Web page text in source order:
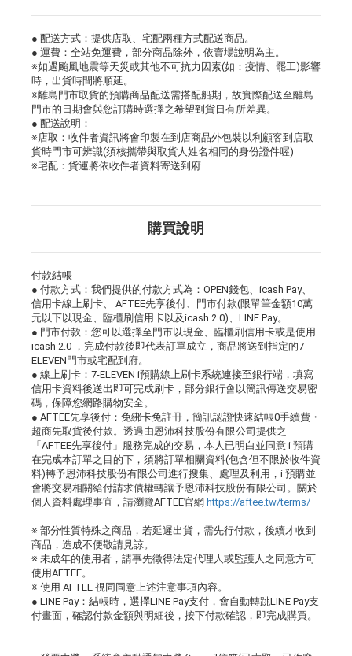
● 配送方式：提供店取、宅配兩種方式配送商品。
● 運費：全站免運費，部分商品除外，依賣場說明為主。
※如遇颱風地震等天災或其他不可抗力因素(如：疫情、罷工)影響
時，出貨時間將順延。
※離島門市取貨的預購商品配送需搭配船期，故實際配送至離島
門市的日期會與您訂購時選擇之希望到貨日有所差異。
● 配送說明：
※店取：收件者資訊將會印製在到店商品外包裝以利顧客到店取
貨時門市可辨識(須核攜帶與取貨人姓名相同的身份證件喔)
※宅配：貨運將依收件者資料寄送到府
購買說明
付款結帳
● 付款方式：我們提供的付款方式為：OPEN錢包、icash Pay、
信用卡線上刷卡、 AFTEE先享後付、門市付款(限單筆金額10萬
元以下以現金、臨櫃刷信用卡以及icash 2.0)、LINE Pay。
● 門市付款：您可以選擇至門市以現金、臨櫃刷信用卡或是使用
icash 2.0 ，完成付款後即代表訂單成立，商品將送到指定的7-
ELEVEN門市或宅配到府。
● 線上刷卡：7-ELEVEN i預購線上刷卡系統連接至銀行端，填寫
信用卡資料後送出即可完成刷卡，部分銀行會以簡訊傳送交易密
碼，保障您網路購物安全。
● AFTEE先享後付：免綁卡免註冊，簡訊認證快速結帳0手續費・
超商先取貨後付款。透過由恩沛科技股份有限公司提供之
「AFTEE先享後付」服務完成的交易，本人已明白並同意 i 預購
在完成本訂單之目的下，須將訂單相關資料(包含但不限於收件資
料)轉予恩沛科技股份有限公司進行搜集、處理及利用，i 預購並
會將交易相關給付請求債權轉讓予恩沛科技股份有限公司。關於
個人資料處理事宜，請瀏覽AFTEE官網 https://aftee.tw/terms/
※ 部分性質特殊之商品，若延遲出貨，需先行付款，後續才收到
商品，造成不便敬請見諒。
※ 未成年的使用者，請事先徵得法定代理人或監護人之同意方可
使用AFTEE。
※ 使用 AFTEE 視同同意上述注意事項內容。
● LINE Pay：結帳時，選擇LINE Pay支付，會自動轉跳LINE Pay支
付畫面，確認付款金額與明細後，按下付款確認，即完成購買。